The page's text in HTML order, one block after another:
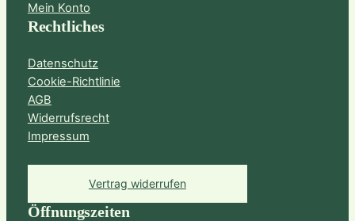
Mein Konto
Rechtliches
Datenschutz
Cookie-Richtlinie
AGB
Widerrufsrecht
Impressum
Vertrag widerrufen
Öffnungszeiten